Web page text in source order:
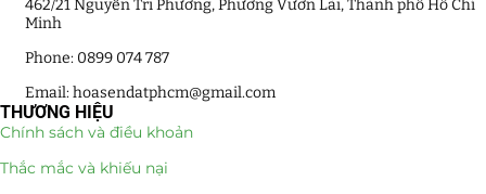
462/21 Nguyễn Tri Phương, Phường Vườn Lài, Thành phố Hồ Chí
Minh
Phone: 0899 074 787
Email: hoasendatphcm@gmail.com
THƯƠNG HIỆU
Chính sách và điều khoản
Thắc mắc và khiếu nại